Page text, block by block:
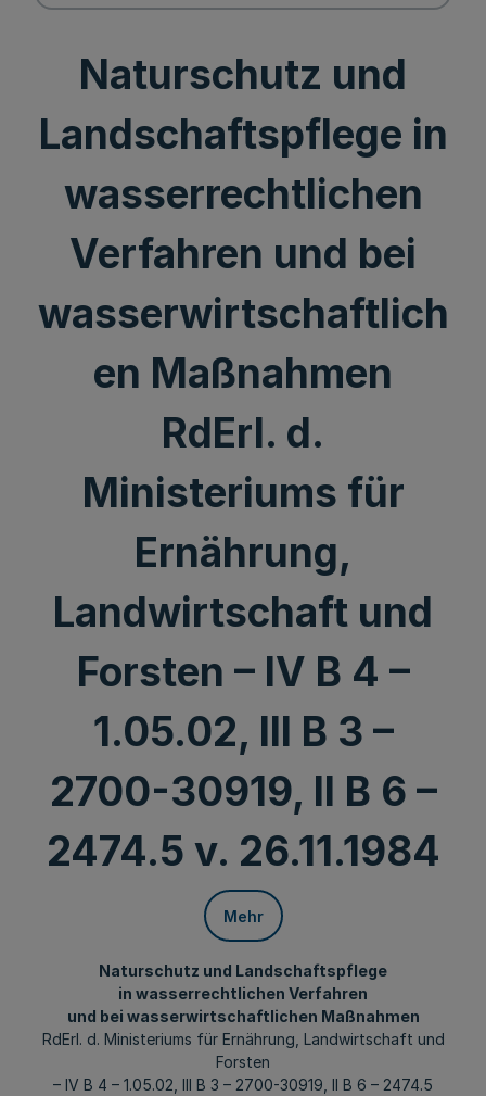
Naturschutz und
Landschaftspflege in
wasserrechtlichen
Verfahren und bei
wasserwirtschaftlich
en Maßnahmen
RdErl. d.
Ministeriums für
Ernährung,
Landwirtschaft und
Forsten – IV B 4 –
1.05.02, III B 3 –
2700-30919, II B 6 –
2474.5 v. 26.11.1984
Mehr
Naturschutz und Landschaftspflege
in wasserrechtlichen Verfahren
und bei wasserwirtschaftlichen Maßnahmen
RdErl. d. Ministeriums für Ernährung, Landwirtschaft und
Forsten
– IV B 4 – 1.05.02, III B 3 – 2700-30919, II B 6 – 2474.5